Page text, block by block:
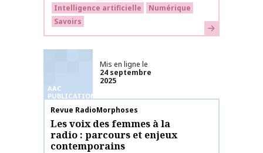
Intelligence artificielle
Numérique
Savoirs
En savoir plus
AAC
PUBLICATIONS
Mis en ligne le
24 septembre
2025
Nom de la publication
Revue RadioMorphoses
Les voix des femmes à la
radio : parcours et enjeux
contemporains